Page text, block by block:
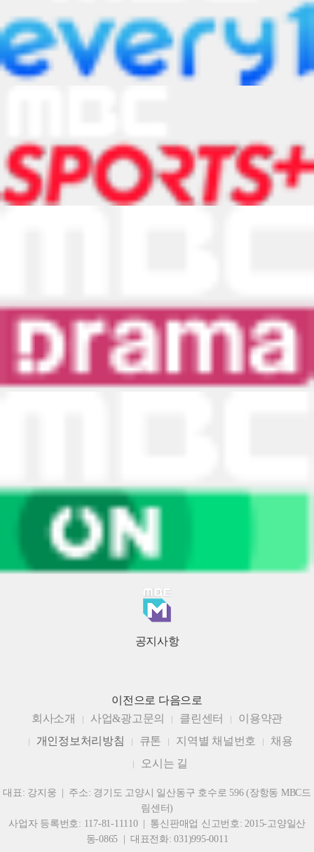
공지사항
이전으로 다음으로
회사소개
사업&광고문의 클린센터
이용약관
개인정보처리방침
큐톤 지역별 채널번호
채용
오시는 길
대표: 강지웅 | 주소: 경기도 고양시 일산동구 호수로 596 (장항동 MBC드
림센터)
사업자 등록번호: 117-81-11110 | 통신판매업 신고번호: 2015-고양일산
동-0865 | 대표전화: 031)995-0011